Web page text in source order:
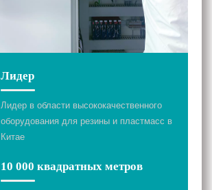
Лидер
Лидер в области высококачественного
оборудования для резины и пластмасс в
Китае
10 000 квадратных метров